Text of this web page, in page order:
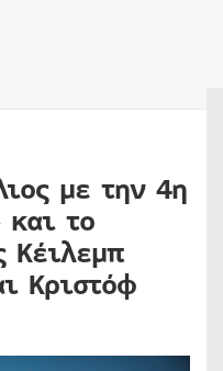
με την 4η
το
Κέιλεμπ
Κριστόφ